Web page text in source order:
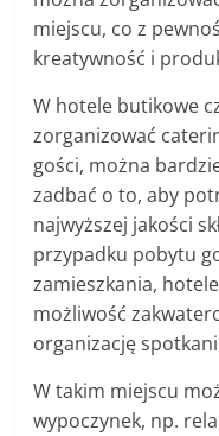
miejscu, co z
kreatywność i
W hotele butikowe
zorganizować
gości, można
zadbać o to, aby
najwyższej jakości
przypadku pobytu
zamieszkania,
możliwość
organizację
W takim miejscu
wypoczynek, np.